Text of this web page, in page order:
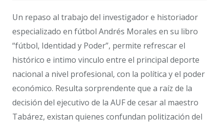
Un repaso al trabajo del investigador e historiador
especializado en fútbol Andrés Morales en su libro
“fútbol, Identidad y Poder”, permite refrescar el
histórico e intimo vinculo entre el principal deporte
nacional a nivel profesional, con la política y el poder
económico. Resulta sorprendente que a raíz de la
decisión del ejecutivo de la AUF de cesar al maestro
Tabárez, existan quienes confundan politización del